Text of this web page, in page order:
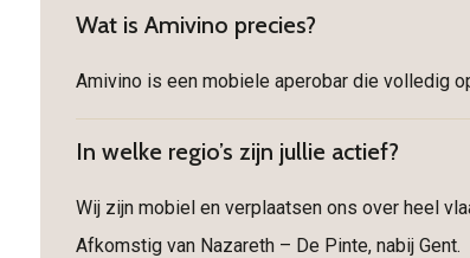
Wat is Amivino precies?
Amivino is een mobiele aperobar die volledig
In welke regio’s zijn jullie actief?
Wij zijn mobiel en verplaatsen ons over heel
Afkomstig van Nazareth – De Pinte, nabij Gent.